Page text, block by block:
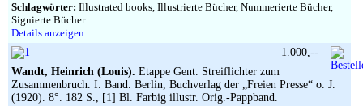
Schlagwörter: Illustrated books, Illustrierte Bücher, Nummerierte Bücher,
Signierte Bücher
Details anzeigen…
Wandt, Heinrich (Louis). Etappe Gent. Streiflichter zum
Zusammenbruch. I. Band. Berlin, Buchverlag der „Freien Presse“ o. J.
(1920). 8°. 182 S., [1] Bl. Farbig illustr. Orig.-Pappband.
1.000,--